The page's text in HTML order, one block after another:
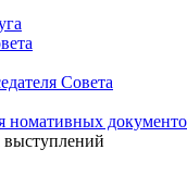
Совета
номативных